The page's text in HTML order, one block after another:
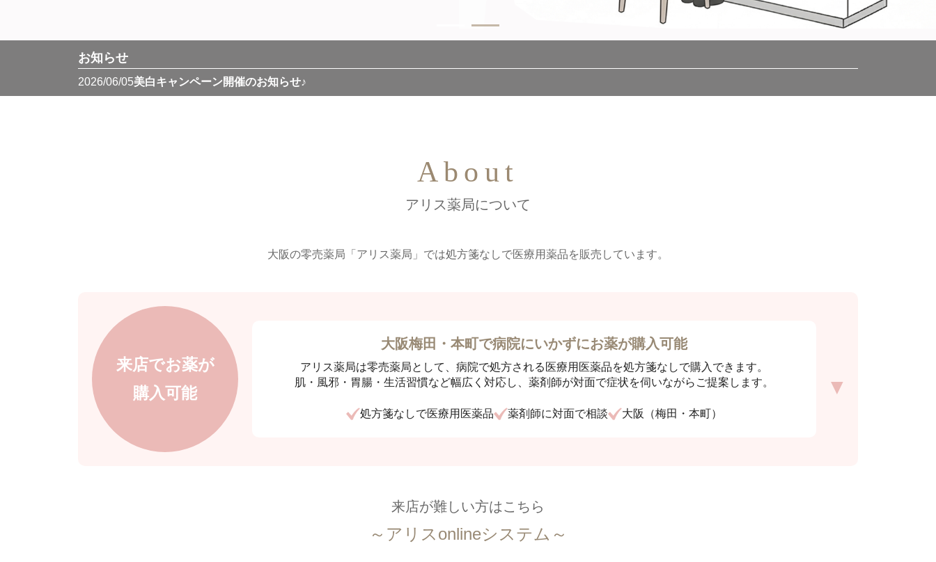
お知らせ
2026/06/05美白キャンペーン開催のお知らせ♪
About
アリス薬局について
大阪の零売薬局「アリス薬局」では処方箋なしで医療用薬品を販売しています。
来店でお薬が
購入可能
大阪梅田・本町で病院にいかずにお薬が購入可能
アリス薬局は零売薬局として、病院で処方される医療用医薬品を処方箋なしで購入できます。
肌・風邪・胃腸・生活習慣など幅広く対応し、薬剤師が対面で症状を伺いながらご提案します。
処方箋なしで医療用医薬品 薬剤師に対面で相談 大阪（梅田・本町）
来店が難しい方はこちら
～アリスonlineシステム～